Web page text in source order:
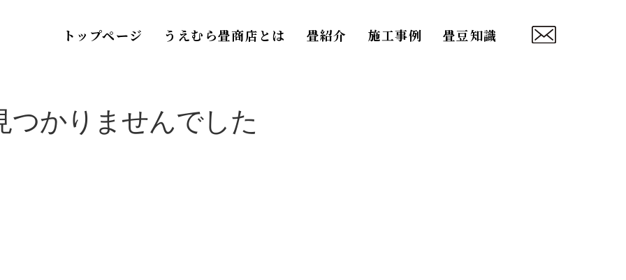
トップページ うえむら畳商店とは 畳紹介 施工事例 畳豆知識
つかりませんでした